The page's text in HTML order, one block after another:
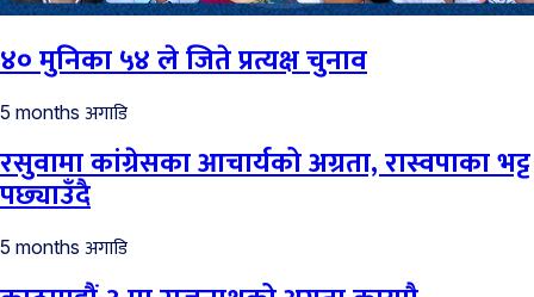
४० मुनिका ५४ ले जिते प्रत्यक्ष चुनाव
5 months अगाडि
रसुवामा कांग्रेसका आचार्यको अग्रता, रास्वपाका भट्ट
पछ्याउँदै
5 months अगाडि